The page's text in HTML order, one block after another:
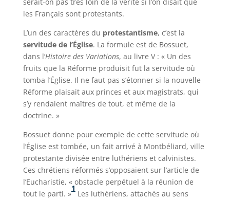
les Français sont protestants.
L’un des caractères du protestantisme, c’est la
servitude de l’Église. La formule est de Bossuet,
dans l’Histoire des Variations, au livre V : « Un des
fruits que la Réforme produisit fut la servitude où
tomba l’Église. Il ne faut pas s’étonner si la nouvelle
Réforme plaisait aux princes et aux magistrats, qui
s’y rendaient maîtres de tout, et même de la
doctrine. »
Bossuet donne pour exemple de cette servitude où
l’Église est tombée, un fait arrivé à Montbéliard, ville
protestante divisée entre luthériens et calvinistes.
Ces chrétiens réformés s’opposaient sur l’article de
l’Eucharistie, « obstacle perpétuel à la réunion de
tout le parti. »
1
Les luthériens, attachés au sens